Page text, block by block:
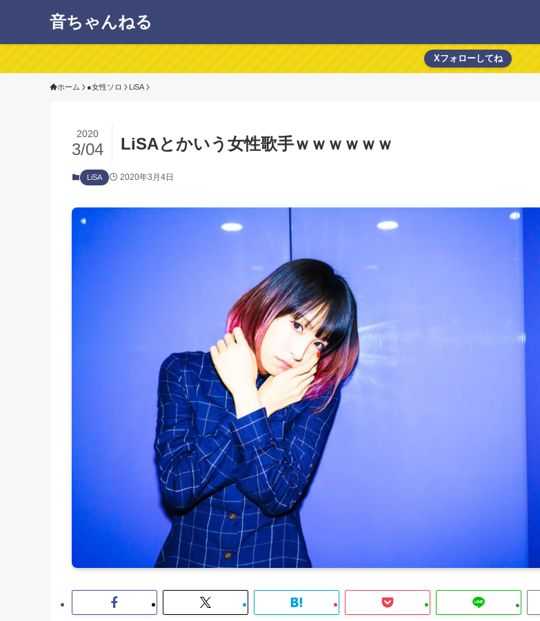
音ちゃんねる
Xフォローしてね
ホーム ●女性ソロ LiSA
LiSAとかいう女性歌手ｗｗｗｗｗｗ
2020
3/04
LiSA 2020年3月4日